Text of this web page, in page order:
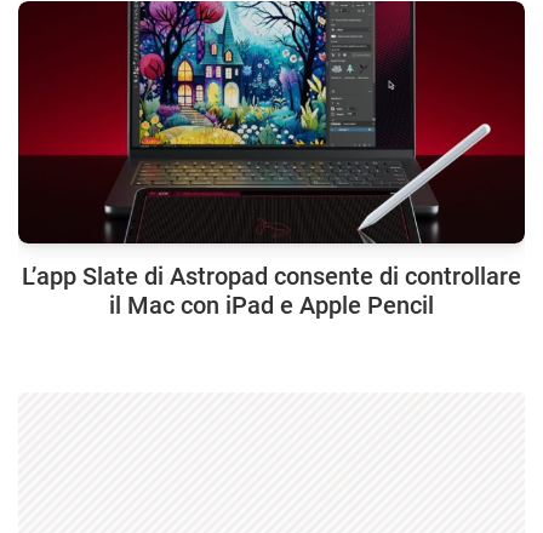
L’app Slate di Astropad consente di controllare
il Mac con iPad e Apple Pencil